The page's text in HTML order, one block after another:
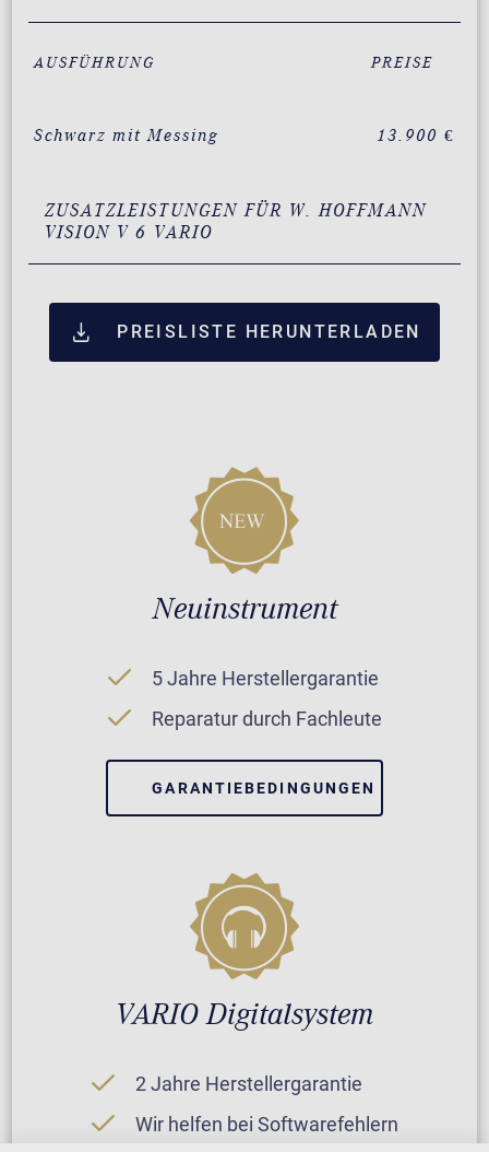
AUSFÜHRUNG PREISE
Schwarz mit Messing 13.900 €
ZUSATZLEISTUNGEN FÜR W. HOFFMANN
VISION V 6 VARIO
PREISLISTE HERUNTERLADEN
Neuinstrument
5 Jahre Herstellergarantie
Reparatur durch Fachleute
GARANTIEBEDINGUNGEN
VARIO Digitalsystem
2 Jahre Herstellergarantie
Wir helfen bei Softwarefehlern